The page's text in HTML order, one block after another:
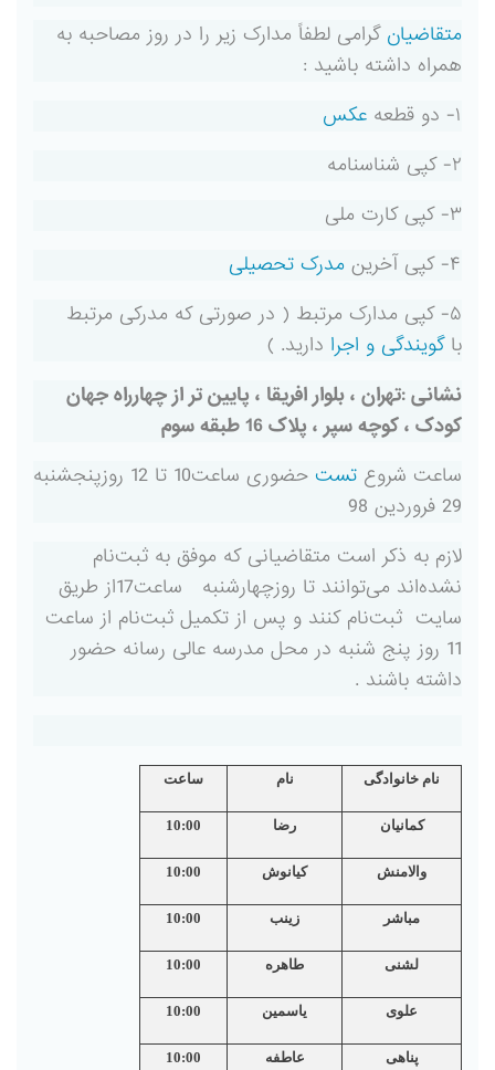
متقاضیان گرامی لطفاً مدارک زیر را در روز مصاحبه به
همراه داشته باشید :
۱- دو قطعه
عکس
۲- کپی شناسنامه
۳- کپی کارت ملی
۴- کپی آخرین
مدرک تحصیلی
۵- کپی مدارک مرتبط ( در صورتی که مدرکی مرتبط
باگویندگی و اجرا دارید. )
نشانی :تهران ، بلوار افریقا ، پایین تر از چهارراه جهان
کودک ، کوچه سپر ، پلاک 16 طبقه سوم
ساعت شروع تست
حضوری ساعت10 تا 12 روزپنجشنبه
29 فروردین 98
لازم به ذکر است متقاضیانی که موفق به ثبت‌نام
نشده‌اند می‌توانند تا روزچهارشنبه ساعت17از طریق
سایت ثبت‌نام کنند و پس از تکمیل ثبت‌نام از ساعت
11 روز پنج شنبه در محل مدرسه عالی رسانه حضور
داشته باشند .
نام خانوادگی نام ساعت
کمانیان رضا 10:00
والامنش کیانوش 10:00
مباشر زینب 10:00
لشنی طاهره 10:00
علوی یاسمین 10:00
پناهی عاطفه 10:00